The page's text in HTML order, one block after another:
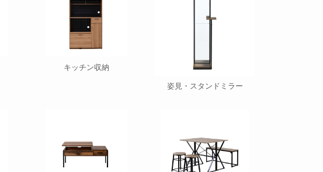
キッチン収納
姿見・スタンドミラー